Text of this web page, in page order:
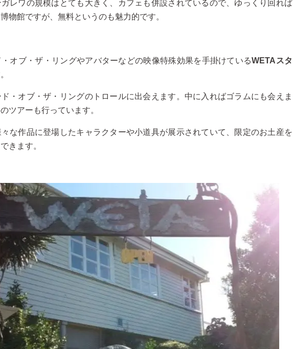
レワの規模はとても大きく、カフェも併設されているので、ゆっくり回れば
物館ですが、無料というのも魅力的です。
オブ・ザ・リングやアバターなどの映像特殊効果を手掛けているWETAスタ
・オブ・ザ・リングのトロールに出会えます。中に入ればゴラムにも会えま
ツアーも行っています。
な作品に登場したキャラクターや小道具が展示されていて、限定のお土産を
きます。